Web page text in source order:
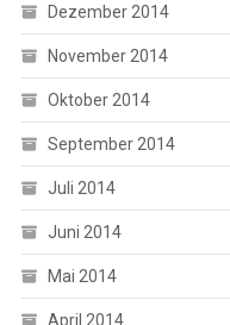
Dezember 2014
November 2014
Oktober 2014
September 2014
Juli 2014
Juni 2014
Mai 2014
April 2014